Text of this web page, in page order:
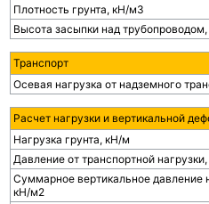
Плотность грунта, кН/м3
Высота засыпки над
Транспорт
Осевая нагрузка от надземного
Расчет нагрузки и вертикальной
Нагрузка грунта, кН/м
Давление от транспортной
Суммарное вертикальное давление
кН/м2